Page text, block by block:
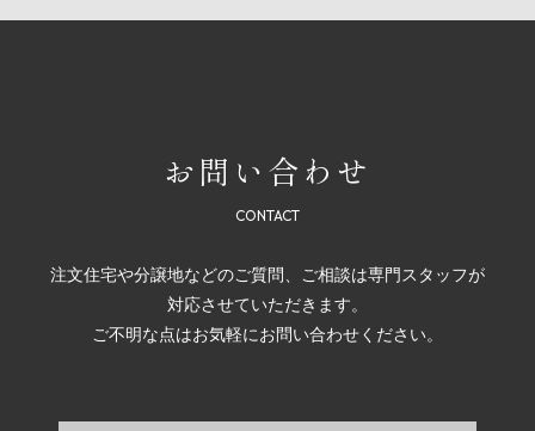
お問い合わせ
注文住宅や分譲地などのご質問、ご相談は専門スタッフが
対応させていただきます。
ご不明な点はお気軽にお問い合わせください。